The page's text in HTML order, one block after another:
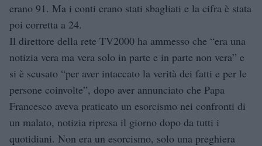
erano 91. Ma i conti erano stati sbagliati e la cifra è stata
poi corretta a 24.
Il direttore della rete TV2000 ha ammesso che “era una
notizia vera ma vera solo in parte e in parte non vera” e
si è scusato “per aver intaccato la verità dei fatti e per le
persone coinvolte”, dopo aver annunciato che Papa
Francesco aveva praticato un esorcismo nei confronti di
un malato, notizia ripresa il giorno dopo da tutti i
quotidiani. Non era un esorcismo, solo una preghiera